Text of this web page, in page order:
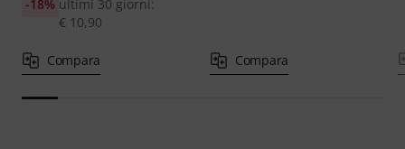
ultimi 30 giorni:
€ 10,90
-18%
Compara Compara